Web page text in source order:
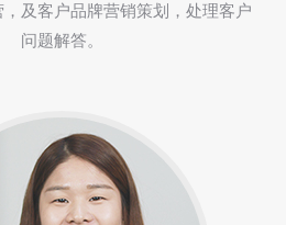
及客户品牌营销策划，处理客户
问题解答。